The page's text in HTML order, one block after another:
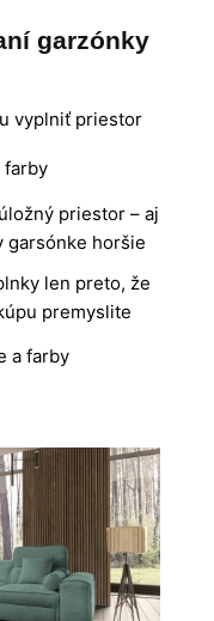
garzónky
vyplniť priestor
farby
priestor – aj
garsónke horšie
len preto, že
premyslite
a farby